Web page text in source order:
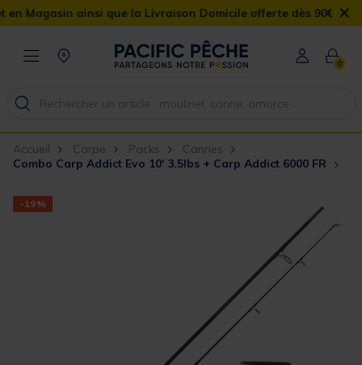
que la Livraison Domicile offerte dès 90€ ×
0
Accueil Carpe Packs
Cannes
Combo Carp Addict Evo 10' 3.5lbs + Carp Addict 6000 FR
-19%